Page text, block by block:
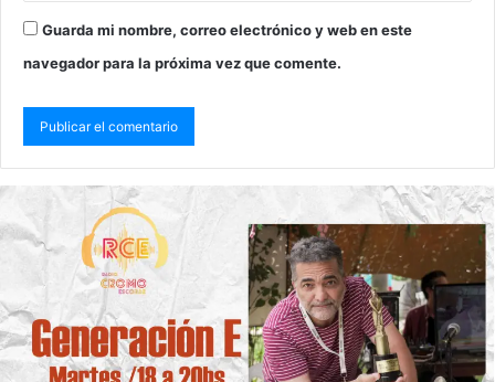
Guarda mi nombre, correo electrónico y web en este
navegador para la próxima vez que comente.